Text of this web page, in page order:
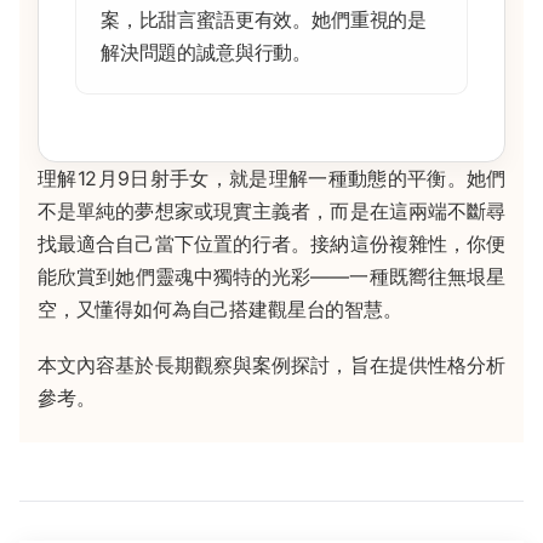
案，比甜言蜜語更有效。她們重視的是
解決問題的誠意與行動。
理解12月9日射手女，就是理解一種動態的平衡。她們
不是單純的夢想家或現實主義者，而是在這兩端不斷尋
找最適合自己當下位置的行者。接納這份複雜性，你便
能欣賞到她們靈魂中獨特的光彩——一種既嚮往無垠星
空，又懂得如何為自己搭建觀星台的智慧。
本文內容基於長期觀察與案例探討，旨在提供性格分析
參考。